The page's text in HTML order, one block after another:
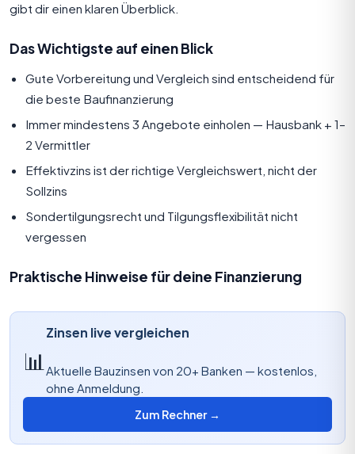
gibt dir einen klaren Überblick.
Das Wichtigste auf einen Blick
Gute Vorbereitung und Vergleich sind entscheidend für
die beste Baufinanzierung
Immer mindestens 3 Angebote einholen — Hausbank + 1–
2 Vermittler
Effektivzins ist der richtige Vergleichswert, nicht der
Sollzins
Sondertilgungsrecht und Tilgungsflexibilität nicht
vergessen
Praktische Hinweise für deine Finanzierung
📊
Zinsen live vergleichen
Aktuelle Bauzinsen von 20+ Banken — kostenlos,
ohne Anmeldung.
Zum Rechner →